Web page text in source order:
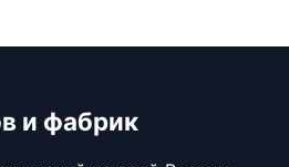
и фабрик